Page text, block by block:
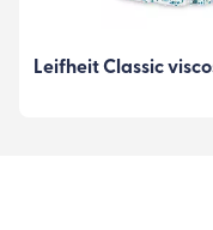
Leifheit Classic